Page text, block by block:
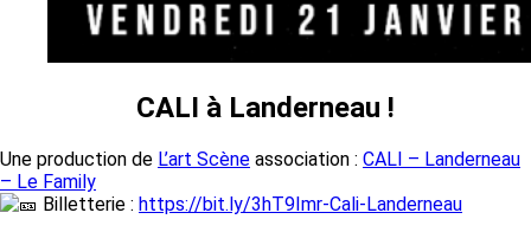
CALI à Landerneau !
Une production de L’art Scène association : CALI – Landerneau
– Le Family
Billetterie : https://bit.ly/3hT9Imr-Cali-Landerneau